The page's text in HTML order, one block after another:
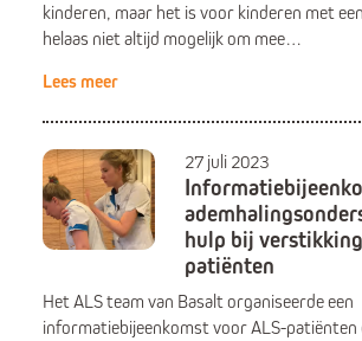
kinderen, maar het is voor kinderen met
helaas niet altijd mogelijk om mee…
Lees meer
27 juli 2023
hulp bij
patiënten
Het ALS team van Basalt organiseerde een
informatiebijeenkomst voor ALS-patiënten